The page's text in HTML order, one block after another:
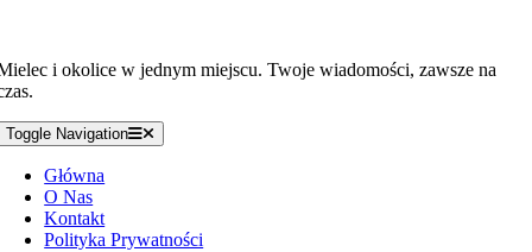
i okolice w jednym miejscu. Twoje wiadomości, zawsze na
Toggle Navigation
Główna
O Nas
Kontakt
Polityka Prywatności